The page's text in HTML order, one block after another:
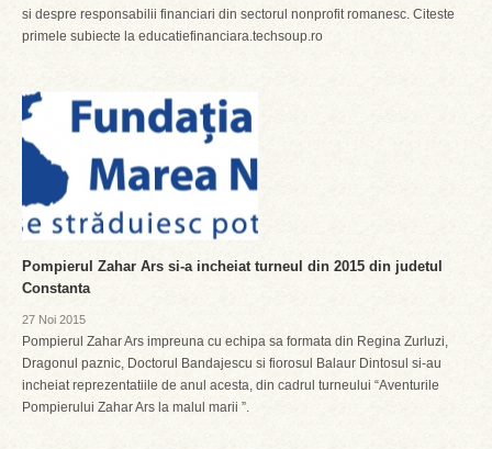
si despre responsabilii financiari din sectorul nonprofit romanesc. Citeste
primele subiecte la educatiefinanciara.techsoup.ro
Pompierul Zahar Ars si-a incheiat turneul din 2015 din judetul
Constanta
27 Noi 2015
Pompierul Zahar Ars impreuna cu echipa sa formata din Regina Zurluzi,
Dragonul paznic, Doctorul Bandajescu si fiorosul Balaur Dintosul si-au
incheiat reprezentatiile de anul acesta, din cadrul turneului “Aventurile
Pompierului Zahar Ars la malul marii ”.